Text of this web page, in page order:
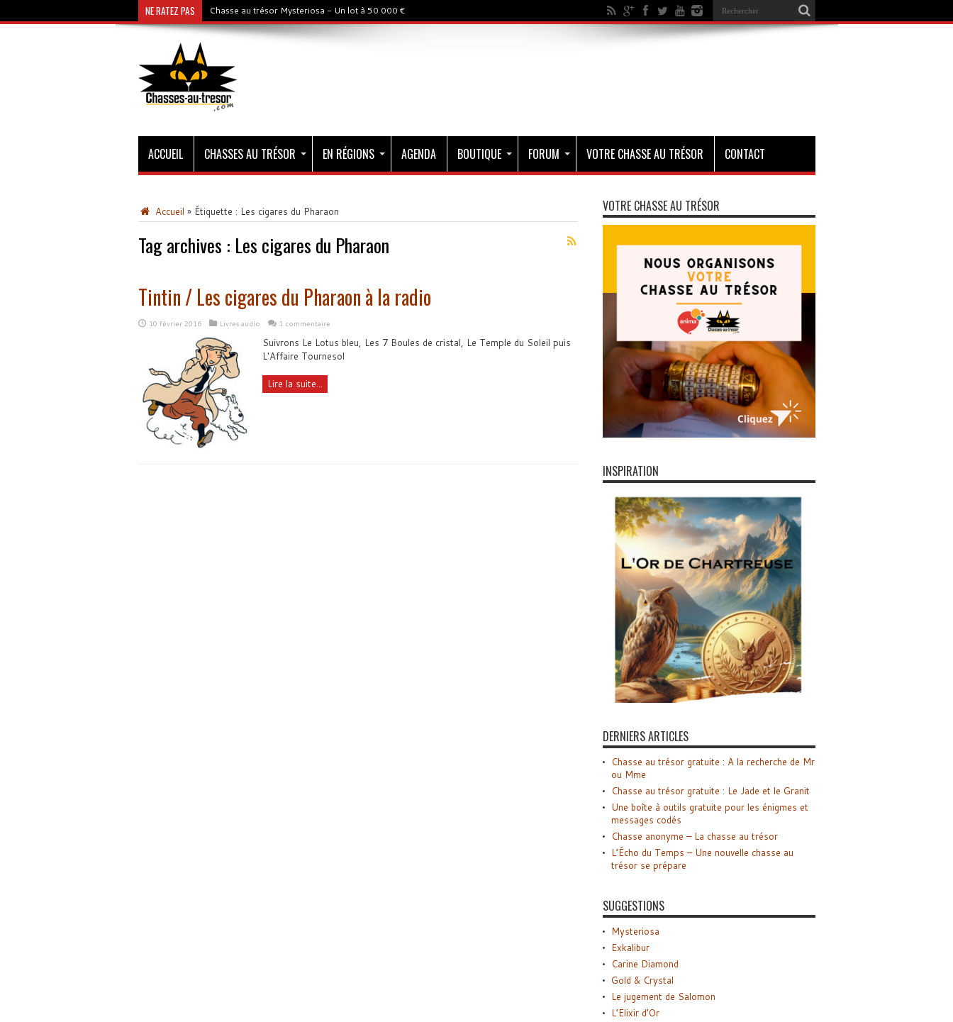
NE RATEZ PAS Chasse au trésor Mysteriosa - Un lot à 50 000 €
ACCUEIL CHASSES AU TRÉSOR EN RÉGIONS AGENDA BOUTIQUE FORUM VOTRE CHASSE AU TRÉSOR CONTACT
Accueil » Étiquette : Les cigares du Pharaon
Tag archives : Les cigares du Pharaon
Tintin / Les cigares du Pharaon à la radio
10 février 2016 Livres audio 1 commentaire
Suivrons Le Lotus bleu, Les 7 Boules de cristal, Le Temple du Soleil puis
L'Affaire Tournesol
Lire la suite...
VOTRE CHASSE AU TRÉSOR
INSPIRATION
DERNIERS ARTICLES
Chasse au trésor gratuite : A la recherche de Mr
ou Mme
Chasse au trésor gratuite : Le Jade et le Granit
Une boîte à outils gratuite pour les énigmes et
messages codés
Chasse anonyme – La chasse au trésor
L’Écho du Temps – Une nouvelle chasse au
trésor se prépare
SUGGESTIONS
Mysteriosa
Exkalibur
Carine Diamond
Gold & Crystal
Le jugement de Salomon
L’Elixir d’Or